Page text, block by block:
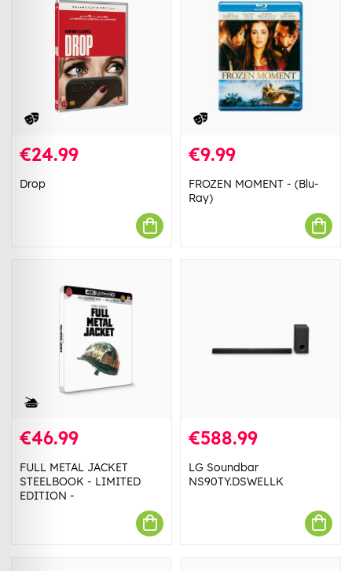
€24.99
Drop
€9.99
FROZEN MOMENT - (Blu-
Ray)
€46.99
FULL METAL JACKET
STEELBOOK - LIMITED
EDITION -
€588.99
LG Soundbar
NS90TY.DSWELLK